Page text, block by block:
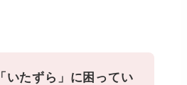
「いたずら」に困ってい